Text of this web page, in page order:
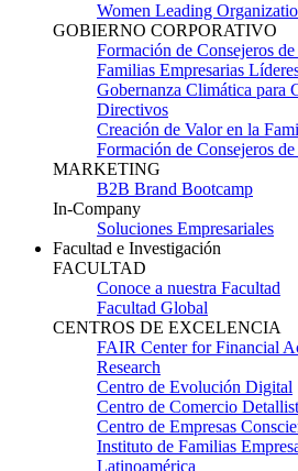
Women Leading
GOBIERNO CORPORATIVO
Formación de Consejeros
Familias Empresarias
Gobernanza Climática para
Directivos
Creación de Valor en la
Formación de Consejeros
MARKETING
B2B Brand Bootcamp
In-Company
Soluciones Empresariales
Facultad e Investigación
FACULTAD
Conoce a nuestra Facultad
Facultad Global
CENTROS DE EXCELENCIA
FAIR Center for Financial
Research
Centro de Evolución Digital
Centro de Comercio
Centro de Empresas
Instituto de Familias
Latinoamérica